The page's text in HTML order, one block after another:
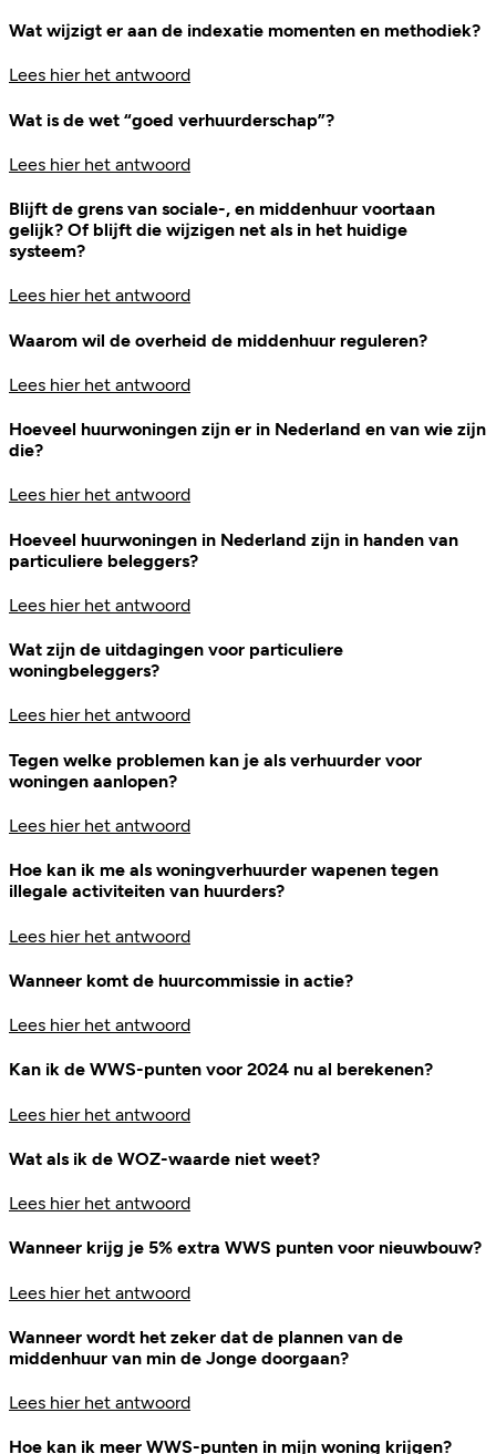
Wat wijzigt er aan de indexatie momenten en methodiek?
Lees hier het antwoord
Wat is de wet “goed verhuurderschap”?
Lees hier het antwoord
Blijft de grens van sociale-, en middenhuur voortaan
gelijk? Of blijft die wijzigen net als in het huidige
systeem?
Lees hier het antwoord
Waarom wil de overheid de middenhuur reguleren?
Lees hier het antwoord
Hoeveel huurwoningen zijn er in Nederland en van wie zijn
die?
Lees hier het antwoord
Hoeveel huurwoningen in Nederland zijn in handen van
particuliere beleggers?
Lees hier het antwoord
Wat zijn de uitdagingen voor particuliere
woningbeleggers?
Lees hier het antwoord
Tegen welke problemen kan je als verhuurder voor
woningen aanlopen?
Lees hier het antwoord
Hoe kan ik me als woningverhuurder wapenen tegen
illegale activiteiten van huurders?
Lees hier het antwoord
Wanneer komt de huurcommissie in actie?
Lees hier het antwoord
Kan ik de WWS-punten voor 2024 nu al berekenen?
Lees hier het antwoord
Wat als ik de WOZ-waarde niet weet?
Lees hier het antwoord
Wanneer krijg je 5% extra WWS punten voor nieuwbouw?
Lees hier het antwoord
Wanneer wordt het zeker dat de plannen van de
middenhuur van min de Jonge doorgaan?
Lees hier het antwoord
Hoe kan ik meer WWS-punten in mijn woning krijgen?